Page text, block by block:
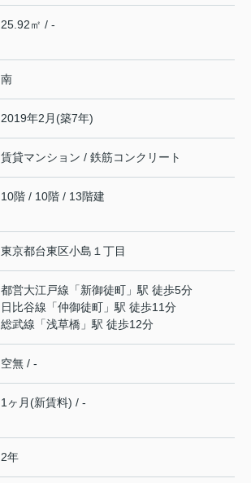
25.92㎡ / -
南
2019年2月(築7年)
賃貸マンション / 鉄筋コンクリート
10階 / 10階 / 13階建
東京都台東区小島 １丁目
都営大江戸線 「新御徒町 」駅 徒歩5分
日比谷線 「仲御徒町 」駅 徒歩11分
総武線 「浅草橋 」駅 徒歩12分
空無 / -
1ヶ月(新賃料) / -
2年